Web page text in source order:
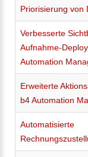
Priorisierung von
Verbesserte
Aufnahme-
Automation
Erweiterte
b4 Automation
Automatisierte